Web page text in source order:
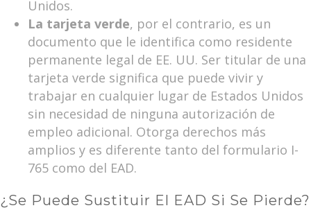
Unidos.
La tarjeta verde, por el contrario, es un
documento que le identifica como residente
permanente legal de EE. UU. Ser titular de una
tarjeta verde significa que puede vivir y
trabajar en cualquier lugar de Estados Unidos
sin necesidad de ninguna autorización de
empleo adicional. Otorga derechos más
amplios y es diferente tanto del formulario I-
765 como del EAD.
¿Se Puede Sustituir El EAD Si Se Pierde?